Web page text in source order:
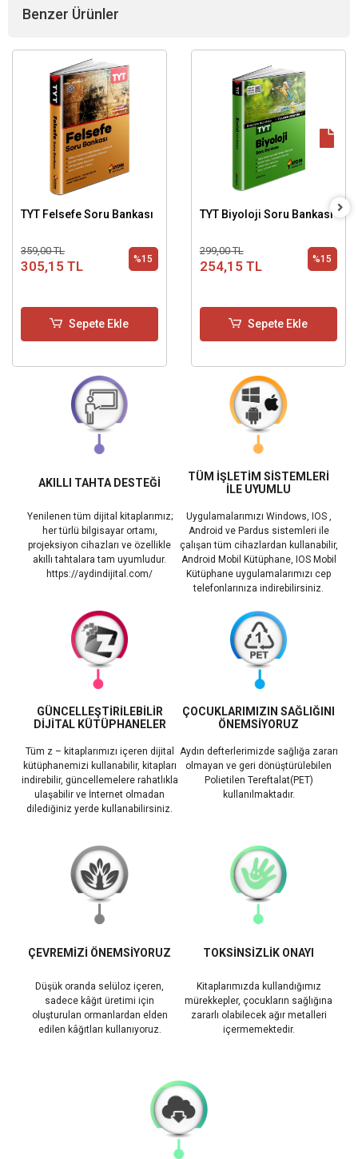
Benzer Ürünler
TYT Felsefe Soru Bankası
359,00 TL
305,15 TL %15
Sepete Ekle
TYT Biyoloji Soru Bankası
299,00 TL
254,15 TL %15
Sepete Ekle
AKILLI TAHTA DESTEĞİ
Yenilenen tüm dijital kitaplarımız;
her türlü bilgisayar ortamı,
projeksiyon cihazları ve özellikle
akıllı tahtalara tam uyumludur.
https://aydindijital.com/
TÜM İŞLETİM SİSTEMLERİ
İLE UYUMLU
Uygulamalarımızı Windows, IOS ,
Android ve Pardus sistemleri ile
çalışan tüm cihazlardan kullanabilir,
Android Mobil Kütüphane, IOS Mobil
Kütüphane uygulamalarımızı cep
telefonlarınıza indirebilirsiniz.
GÜNCELLEŞTİRİLEBİLİR
DİJİTAL KÜTÜPHANELER
Tüm z – kitaplarımızı içeren dijital
kütüphanemizi kullanabilir, kitapları
indirebilir, güncellemelere rahatlıkla
ulaşabilir ve İnternet olmadan
dilediğiniz yerde kullanabilirsiniz.
ÇOCUKLARIMIZIN SAĞLIĞINI
ÖNEMSİYORUZ
Aydın defterlerimizde sağlığa zararı
olmayan ve geri dönüştürülebilen
Polietilen Tereftalat(PET)
kullanılmaktadır.
ÇEVREMİZİ ÖNEMSİYORUZ
Düşük oranda selüloz içeren,
sadece kâğıt üretimi için
oluşturulan ormanlardan elden
edilen kâğıtları kullanıyoruz.
TOKSİNSİZLİK ONAYI
Kitaplarımızda kullandığımız
mürekkepler, çocukların sağlığına
zararlı olabilecek ağır metalleri
içermemektedir.